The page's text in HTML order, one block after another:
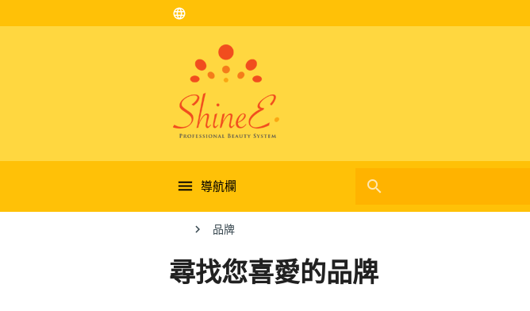
language
導航欄 search
品牌
尋找您喜愛的品牌